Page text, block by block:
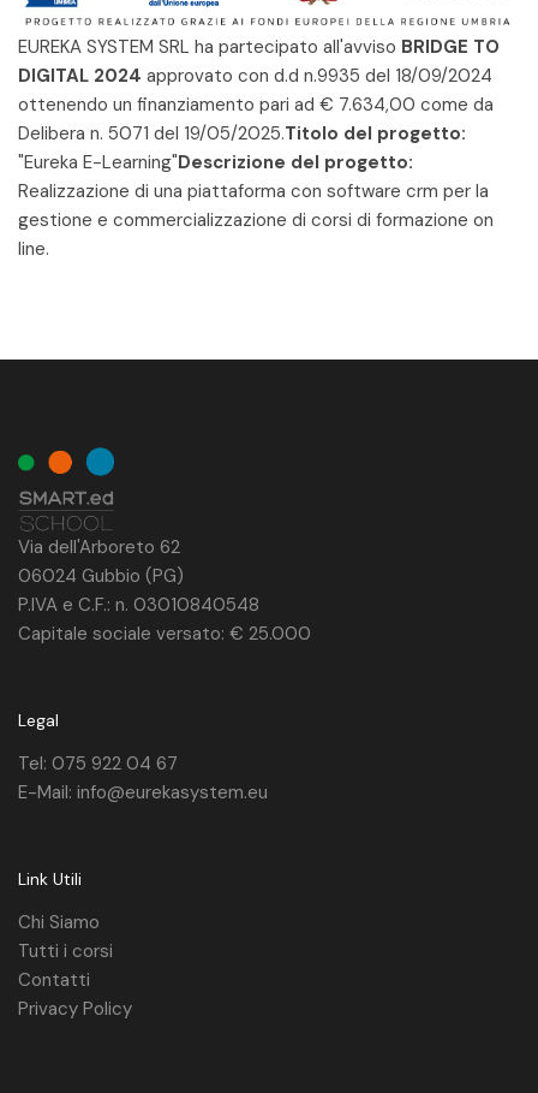
EUREKA SYSTEM SRL ha partecipato all'avviso BRIDGE TO
DIGITAL 2024 approvato con d.d n.9935 del 18/09/2024
ottenendo un finanziamento pari ad € 7.634,00 come da
Delibera n. 5071 del 19/05/2025.Titolo del progetto:
"Eureka E-Learning"Descrizione del progetto:
Realizzazione di una piattaforma con software crm per la
gestione e commercializzazione di corsi di formazione on
line.
Via dell'Arboreto 62
06024 Gubbio (PG)
P.IVA e C.F.: n. 03010840548
Capitale sociale versato: € 25.000
Legal
Tel: 075 922 04 67
E-Mail: info@eurekasystem.eu
Link Utili
Chi Siamo
Tutti i corsi
Contatti
Privacy Policy